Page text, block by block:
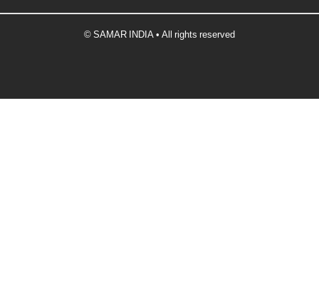
© SAMAR INDIA • All rights reserved